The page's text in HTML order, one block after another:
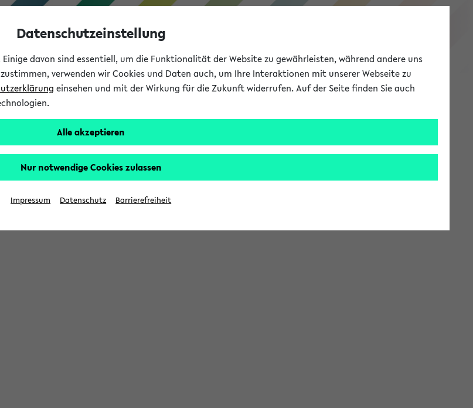
eKVV
Datenschutzeinstellung
davon sind essentiell, um die Funktionalität der Website zu gewährleisten, während andere uns
verwenden wir Cookies und Daten auch, um Ihre Interaktionen mit unserer Webseite zu
einsehen und mit der Wirkung für die Zukunft widerrufen. Auf der Seite finden Sie auch
Alle akzeptieren
Nur notwendige Cookies zulassen
Impressum Datenschutz Barrierefreiheit